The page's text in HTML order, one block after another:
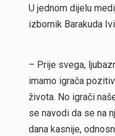
U jednom dijelu
izbornik Barakuda
– Prije svega,
imamo igrača
života. No igrači
se navodi da se na
dana kasnije,